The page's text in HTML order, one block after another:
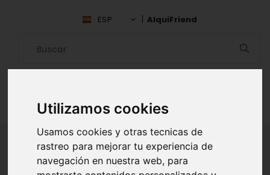
Utilizamos cookies
Usamos cookies y otras tecnicas de
rastreo para mejorar tu experiencia de
navegación en nuestra web, para
ESP AlquiFriend